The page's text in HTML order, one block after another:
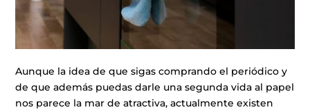
Aunque la idea de que sigas comprando el periódico y
de que además puedas darle una segunda vida al papel
nos parece la mar de atractiva, actualmente existen